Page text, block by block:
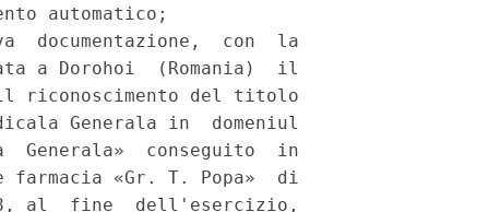
automatico;
documentazione,  con  la
a Dorohoi  (Romania)  il
il riconoscimento del titolo
Generala in  domeniul
Generala»  conseguito  in
farmacia «Gr. T. Popa»  di
al  fine  dell'esercizio,